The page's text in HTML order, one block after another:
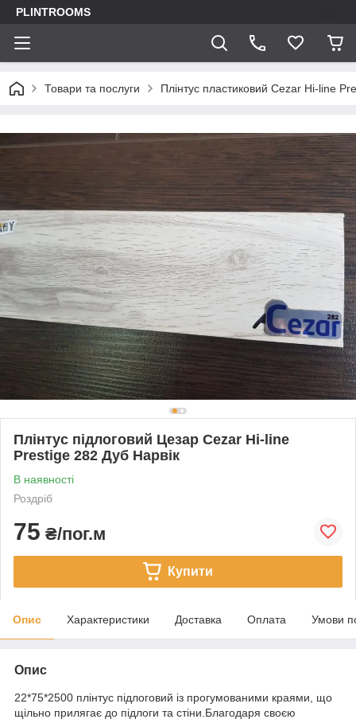
PLINTROOMS
Товари та послуги Плінтус пластиковий Cezar Hi-line
Плінтус підлоговий Цезар Cezar Hi-line
Prestige 282 Дуб Нарвік
В наявності
Роздріб
75 ₴/пог.м
Купити
Опис Характеристики Доставка Оплата Умови
Опис
22*75*2500 плінтус підлоговий із прогумованими краями, що
щільно прилягає до підлоги та стіни.Благодаря своєю